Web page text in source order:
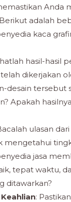
Anda
adalah
kaca
hasil-hasil
telah dikerjakan
desain tersebut
Apakah
ulasan
mengetahui
jasa
tepat waktu,
ditawarkan?
Keahlian: